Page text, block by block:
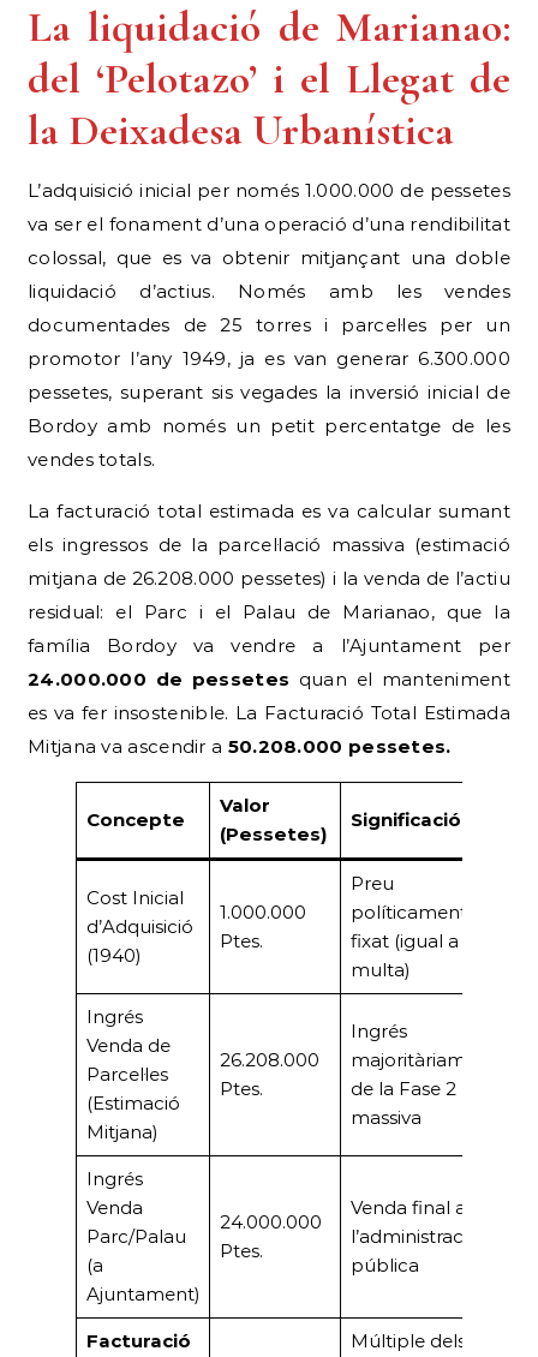
La liquidació de Marianao:
del ‘Pelotazo’ i el Llegat de
la Deixadesa Urbanística
L’adquisició inicial per només 1.000.000 de pessetes
va ser el fonament d’una operació d’una rendibilitat
colossal, que es va obtenir mitjançant una doble
liquidació d’actius. Només amb les vendes
documentades de 25 torres i parcel·les per un
promotor l’any 1949, ja es van generar 6.300.000
pessetes, superant sis vegades la inversió inicial de
Bordoy amb només un petit percentatge de les
vendes totals.
La facturació total estimada es va calcular sumant
els ingressos de la parcel·lació massiva (estimació
mitjana de 26.208.000 pessetes) i la venda de l’actiu
residual: el Parc i el Palau de Marianao, que la
família Bordoy va vendre a l’Ajuntament per
24.000.000 de pessetes quan el manteniment
es va fer insostenible. La Facturació Total Estimada
Mitjana va ascendir a 50.208.000 pessetes.
Concepte
Valor
(Pessetes)
Significació
Cost Inicial
d’Adquisició
(1940)
1.000.000
Ptes.
Preu
políticament
fixat (igual a la
multa)
Ingrés
Venda de
Parcel·les
(Estimació
Mitjana)
26.208.000
Ptes.
Ingrés
majoritàriament
de la Fase 2
massiva
Ingrés
Venda
Parc/Palau
(a
Ajuntament)
24.000.000
Ptes.
Venda final a
l’administració
pública
Facturació
Múltiple dels